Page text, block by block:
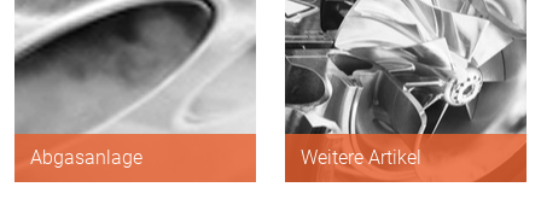
Abgasanlage Weitere Artikel